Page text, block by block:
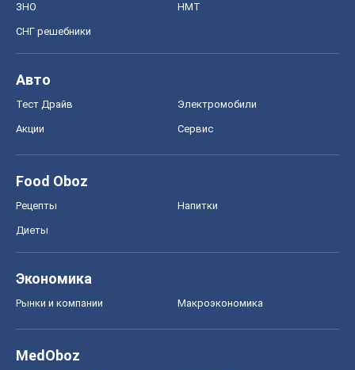
ЗНО НМТ
СНГ решебники
Авто
Тест Драйв Электромобили
Акции Сервис
Food Oboz
Рецепты Напитки
Диеты
Экономика
Рынки и компании Mакроэкономика
MedOboz